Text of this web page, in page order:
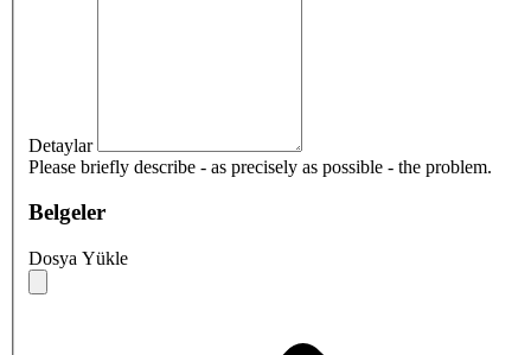
Detaylar
Please briefly describe - as precisely as possible - the problem.
Belgeler
Dosya Yükle